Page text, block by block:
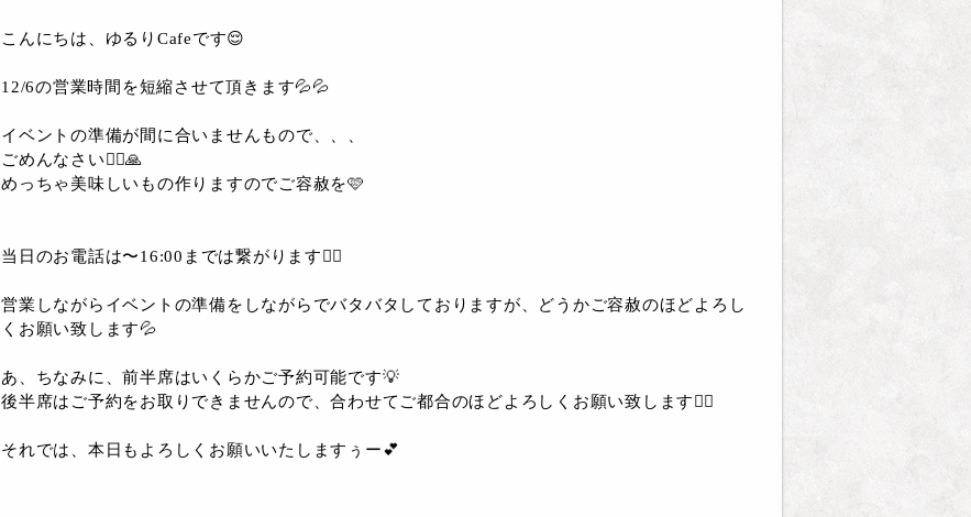
こんにちは、ゆるりCafeです😌
12/6の営業時間を短縮させて頂きます💦💦
イベントの準備が間に合いませんもので、、、
ごめんなさい🙇‍♀️🙏
めっちゃ美味しいもの作りますのでご容赦を🩷
当日のお電話は〜16:00までは繋がります🙆‍♀️
営業しながらイベントの準備をしながらでバタバタしておりますが、どうかご容赦のほどよろし
くお願い致します💦
あ、ちなみに、前半席はいくらかご予約可能です💡
後半席はご予約をお取りできませんので、合わせてご都合のほどよろしくお願い致します🙇‍♂️
それでは、本日もよろしくお願いいたしますぅー💕